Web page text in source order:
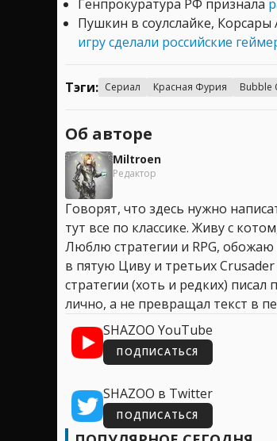
Генпрокуратура РФ признала
Пушкин в соулслайке, Корсары
игру сделали российские
Тэги: Сериал Красная Фурия Bubble
Об авторе
Miltroen
Редактор
Говорят, что здесь нужно
тут все по классике. Живу с
Люблю стратегии и RPG,
в пятую Циву и третьих
стратегии (хоть и редких)
лично, а не превращал текст в
SHAZOO YouTube
ПОДПИСАТЬСЯ
SHAZOO в Twitter
ПОДПИСАТЬСЯ